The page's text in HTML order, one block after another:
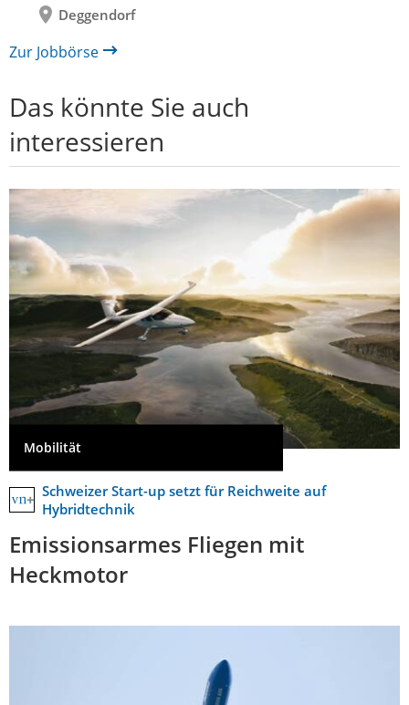
Deggendorf
Zur Jobbörse
Das könnte Sie auch
interessieren
Mobilität
Schweizer Start-up setzt für Reichweite auf
Hybridtechnik
Emissionsarmes Fliegen mit
Heckmotor